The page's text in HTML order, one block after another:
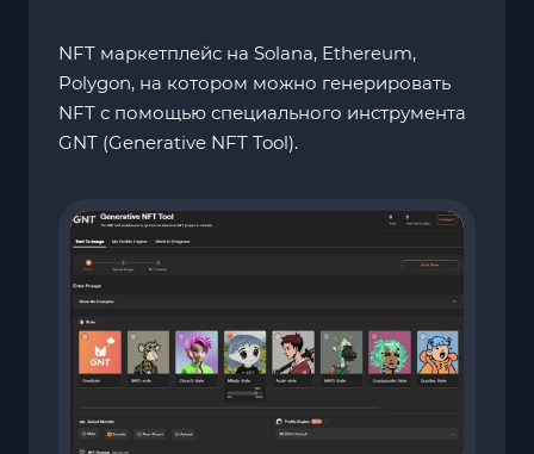
NFT маркетплейс на Solana, Ethereum,
Polygon, на котором можно генерировать
NFT с помощью специального инструмента
GNT (Generative NFT Tool).